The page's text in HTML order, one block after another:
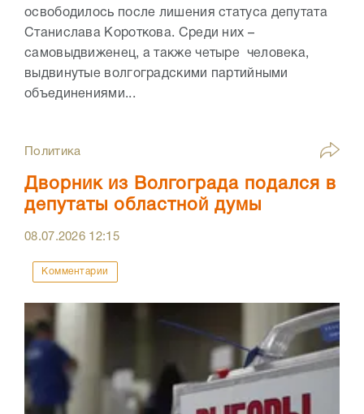
освободилось после лишения статуса депутата
Станислава Короткова. Среди них –
самовыдвиженец, а также четыре человека,
выдвинутые волгоградскими партийными
объединениями...
Политика
Дворник из Волгограда подался в
депутаты областной думы
08.07.2026 12:15
Комментарии